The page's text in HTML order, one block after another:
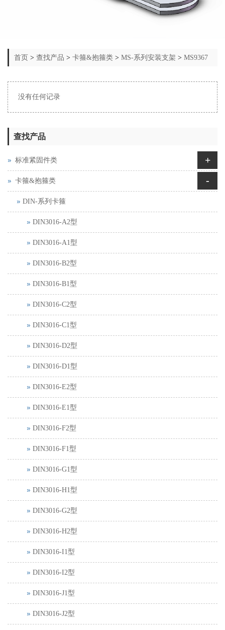
首页 > 查找产品 > 卡箍&抱箍类 > MS-系列安装支架 > MS9367
没有任何记录
查找产品
标准紧固件类 +
卡箍&抱箍类 -
DIN-系列卡箍
DIN3016-A2型
DIN3016-A1型
DIN3016-B2型
DIN3016-B1型
DIN3016-C2型
DIN3016-C1型
DIN3016-D2型
DIN3016-D1型
DIN3016-E2型
DIN3016-E1型
DIN3016-F2型
DIN3016-F1型
DIN3016-G1型
DIN3016-H1型
DIN3016-G2型
DIN3016-H2型
DIN3016-I1型
DIN3016-I2型
DIN3016-J1型
DIN3016-J2型